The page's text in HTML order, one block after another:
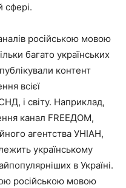
сфері.
російською мовою
багато українських
контент
всієї
і світу. Наприклад,
канал FREEДОМ,
агентства УНІАН,
українському
в Україні.
російською мовою